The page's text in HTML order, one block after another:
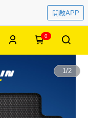
開啟APP
0
1/2